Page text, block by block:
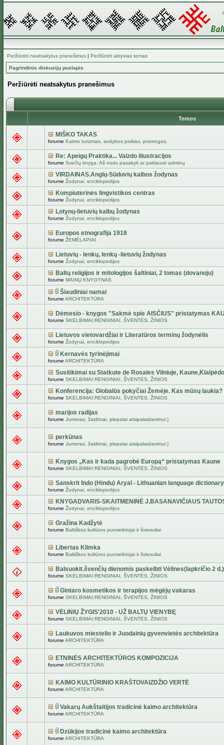
Peržiūrėti neatsakytus pranešimus | Peržiūrėti aktyvias temas
Pagrindinis diskusijų puslapis
Peržiūrėti neatsakytus pranešimus
Temos
MIŠKO TAKAS
forume Kaimo turizmas, sodybos poilsiui, pramogos.
Re: Apeigų Praktika... Vaizdo iliustracijos
forume Svečių knyga. Aš noriu pasakyti ar paklausti adminų
VIRDAINAS.Anglų-Sūduvių kalbos žodynas
forume Žodynai, enciklopedijos
Kompiuterinės lingvistikos centras
forume Žodynai, enciklopedijos
Lotynų-lietuvių kalbų žodynas
forume Žodynai, enciklopedijos
Europos etnografija 1918
forume ŽEMĖLAPIAI
Lietuvių - lenkų, lenkų -lietuvių žodynas
forume Žodynai, enciklopedijos
Baltų religijos ir mitologijos šaltiniai, 2 tomas (dovanoju)
forume MAINŲ KNYGYNAS
Šiaudiniai namai
forume ARCHITEKTŪRA
Dėmesio - knygos "Sakmė spie AISČIUS" pristatymas
forume SKELBIMAI:RENGINIAI, ŠVENTĖS, ŽINIOS
Lietuvos vietovardžiai ir Literatūros terminų žodynėlis
forume Žodynai, enciklopedijos
Kernavės tyrinėjimai
forume ARCHITEKTŪRA
Susitikimai su Statkute de Rosales Vilniuje,
forume SKELBIMAI:RENGINIAI, ŠVENTĖS, ŽINIOS
Konferencija: Globalūs pokyčiai Žemėje. Kas mūsų laukia?
forume SKELBIMAI:RENGINIAI, ŠVENTĖS, ŽINIOS
marijos radijas
forume Jumoras, žaidimai, plepalai atsipalaidavimui:)
perkūnas
forume Jumoras, žaidimai, plepalai atsipalaidavimui:)
Knygos „Kas ir kada pagrobė Europą“ pristatymas Kaune
forume SKELBIMAI:RENGINIAI, ŠVENTĖS, ŽINIOS
Sanskrit Indo (Hindu) Aryal - Lithuanian language dictionary
forume Žodynai, enciklopedijos
KNYGADVARIS-SKAITMENINĖ J.BASANAVIČIAUS
forume Žodynai, enciklopedijos
Gražina Kadžytė
forume Baltiškos kultūros puoselėtojai ir šviesuliai
Libertas Klimka
forume Baltiškos kultūros puoselėtojai ir šviesuliai
Balsuokit.švenčių dienomis paskelbti Vėlines(lapkričio 2 d.)
forume SKELBIMAI:RENGINIAI, ŠVENTĖS, ŽINIOS
Gintaro kosmetikos ir terapijos mėgėjų vakaras
forume SKELBIMAI:RENGINIAI, ŠVENTĖS, ŽINIOS
VĖLINIŲ ŽYGIS'2010 - UŽ BALTŲ VIENYBĘ
forume SKELBIMAI:RENGINIAI, ŠVENTĖS, ŽINIOS
Laukuvos miestelio ir Juodainių gyvenvietės architektūra
forume ARCHITEKTŪRA
ETNINĖS ARCHITEKTŪROS KOMPOZICIJA
forume ARCHITEKTŪRA
KAIMO KULTŪRINIO KRAŠTOVAIZDŽIO VERTĖ
forume ARCHITEKTŪRA
Vakarų Aukštaitijos tradicinė kaimo architektūra
forume ARCHITEKTŪRA
Dzūkijos tradicinė kaimo architektūra
forume ARCHITEKTŪRA